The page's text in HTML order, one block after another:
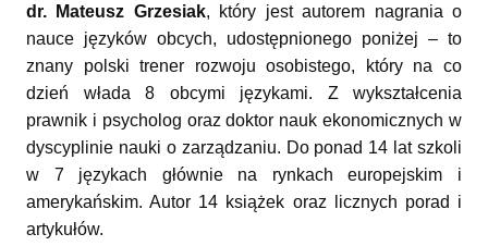
dr. Mateusz Grzesiak, który jest autorem nagrania o
nauce języków obcych, udostępnionego poniżej – to
znany polski trener rozwoju osobistego, który na co
dzień włada 8 obcymi językami. Z wykształcenia
prawnik i psycholog oraz doktor nauk ekonomicznych w
dyscyplinie nauki o zarządzaniu. Do ponad 14 lat szkoli
w 7 językach głównie na rynkach europejskim i
amerykańskim. Autor 14 książek oraz licznych porad i
artykułów.